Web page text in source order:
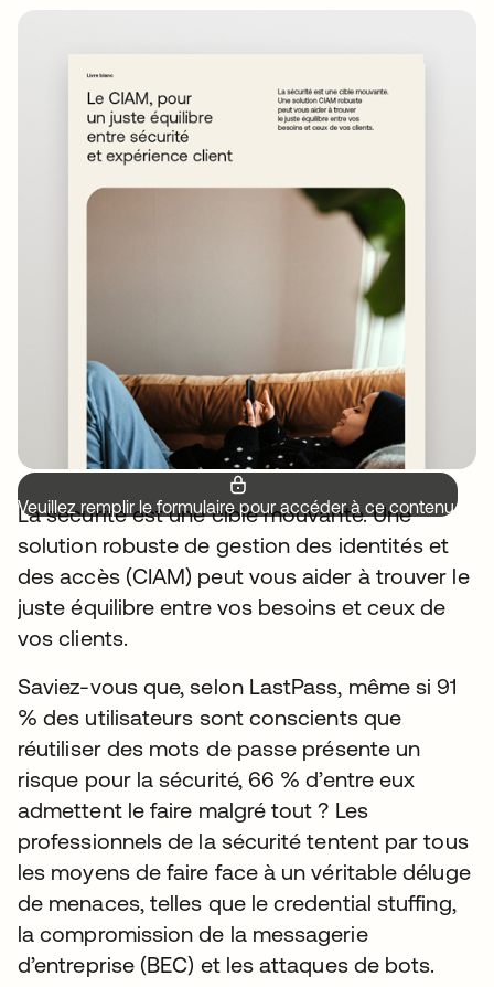
Veuillez remplir le formulaire pour accéder à ce contenu.
La sécurité est une cible mouvante. Une
solution robuste de gestion des identités et
des accès (CIAM) peut vous aider à trouver le
juste équilibre entre vos besoins et ceux de
vos clients.
Saviez-vous que, selon LastPass, même si 91
% des utilisateurs sont conscients que
réutiliser des mots de passe présente un
risque pour la sécurité, 66 % d’entre eux
admettent le faire malgré tout ? Les
professionnels de la sécurité tentent par tous
les moyens de faire face à un véritable déluge
de menaces, telles que le credential stuffing,
la compromission de la messagerie
d’entreprise (BEC) et les attaques de bots.